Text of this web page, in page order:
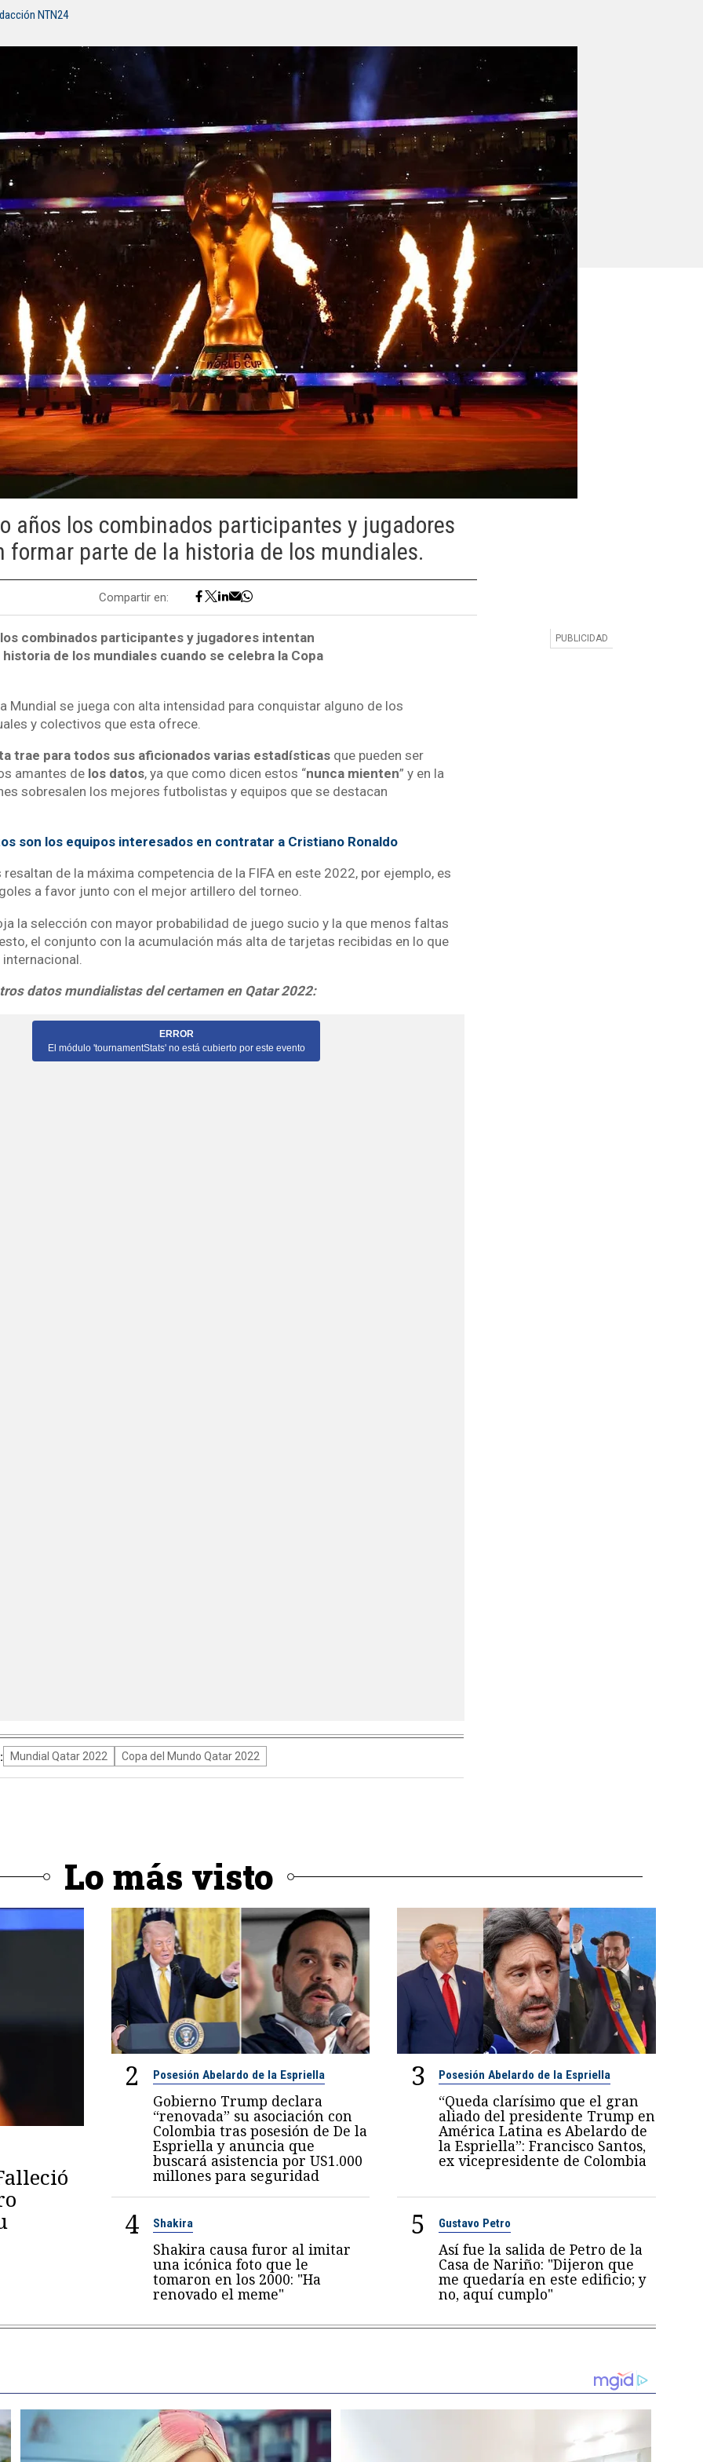
NTN24
años los combinados participantes y jugadores
formar parte de la historia de los mundiales.
Compartir en:
combinados participantes y jugadores intentan
de los mundiales cuando se celebra la Copa
Mundial se juega con alta intensidad para conquistar alguno de los
y colectivos que esta ofrece.
trae para todos sus aficionados varias estadísticas que pueden ser
amantes de los datos, ya que como dicen estos “nunca mienten” y en la
sobresalen los mejores futbolistas y equipos que se destacan
son los equipos interesados en contratar a Cristiano Ronaldo
de la máxima competencia de la FIFA en este 2022, por ejemplo, es
a favor junto con el mejor artillero del torneo.
la selección con mayor probabilidad de juego sucio y la que menos faltas
el conjunto con la acumulación más alta de tarjetas recibidas en lo que
datos mundialistas del certamen en Qatar 2022:
Mundial Qatar 2022 Copa del Mundo Qatar 2022
Lo más visto
2 Posesión Abelardo de la Espriella
Gobierno Trump declara
“renovada” su asociación con
Colombia tras posesión de De la
Espriella y anuncia que
buscará asistencia por US1.000
millones para seguridad
3 Posesión Abelardo de la Espriella
“Queda clarísimo que el gran
aliado del presidente Trump en
América Latina es Abelardo de
la Espriella”: Francisco Santos,
ex vicepresidente de Colombia
4 Shakira
Shakira causa furor al imitar
una icónica foto que le
tomaron en los 2000: "Ha
renovado el meme"
5 Gustavo Petro
Así fue la salida de Petro de la
Casa de Nariño: "Dijeron que
me quedaría en este edificio; y
no, aquí cumplo"